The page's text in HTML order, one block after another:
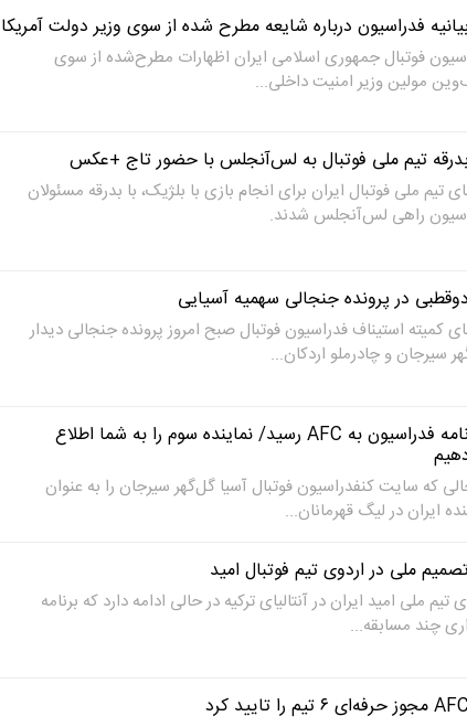
فدراسیون درباره شایعه مطرح شده از سوی وزیر دولت آمریکا
فوتبال جمهوری اسلامی ایران اظهارات مطرح‌شده از سوی
مولین وزیر امنیت داخلی...
تیم ملی فوتبال به لس‌آنجلس با حضور تاج +عکس
تیم ملی فوتبال ایران برای انجام بازی با بلژیک، با بدرقه مسئولان
راهی لس‌آنجلس شدند.
دوقطبی در پرونده جنجالی سهمیه آسیایی
کمیته استیناف فدراسیون فوتبال صبح امروز پرونده جنجالی دیدار
سیرجان و چادرملو اردکان...
نامه فدراسیون به AFC رسید/ نماینده سوم را به شما اطلاع
که سایت کنفدراسیون فوتبال آسیا گل‌گهر سیرجان را به عنوان
ایران در لیگ قهرمانان...
ملی در اردوی تیم فوتبال امید
تیم ملی امید ایران در آنتالیای ترکیه در حالی ادامه دارد که برنامه
چند مسابقه...
AFC مجوز حرفه‌ای ۶ تیم را تایید کرد